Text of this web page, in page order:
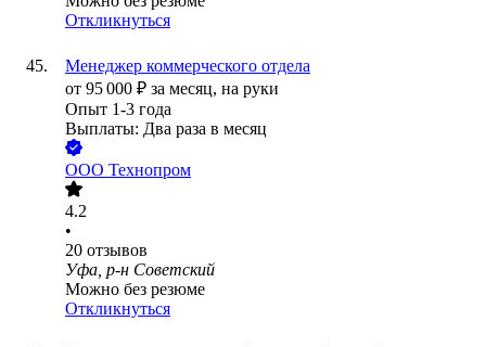
Откликнуться
Менеджер коммерческого отдела
от 95 000 ₽ за месяц, на руки
Опыт 1-3 года
Выплаты: Два раза в месяц
ООО Технопром
4.2
•
20 отзывов
Уфа, р-н Советский
Можно без резюме
Откликнуться